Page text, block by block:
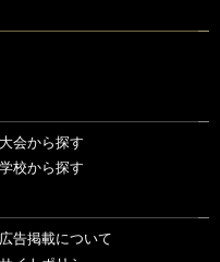
大会から探す
学校から探す
広告掲載について